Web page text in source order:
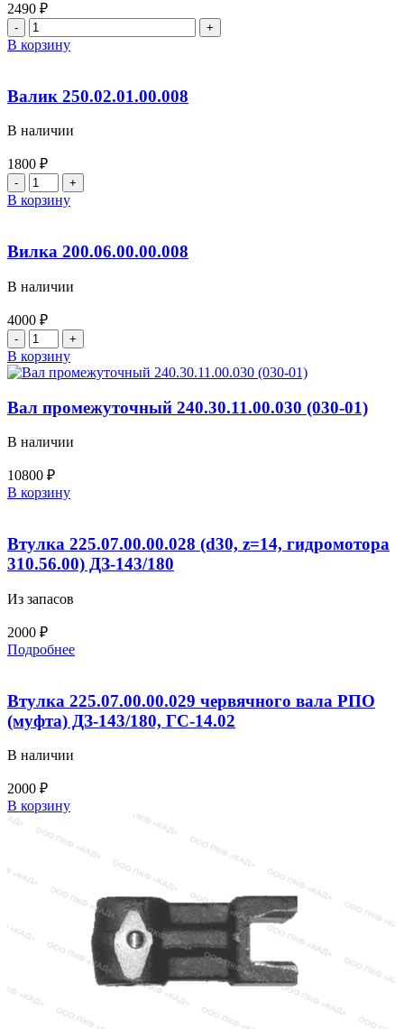
2490 ₽
Количество
товара
Вкладыш
кронштейн
нижний
/
225.07.01.00.001
/
большой
248.07.01.00.001
В корзину
Валик 250.02.01.00.008
В наличии
1800 ₽
Количество
товара
В корзину
Вилка 200.06.00.00.008
В наличии
4000 ₽
Количество
товара
Вилка
200.06.00.00.008
В корзину
Вал промежуточный 240.30.11.00.030 (030-01)
В наличии
10800 ₽
Количество
промежуточный
240.30.11.00.030
(030-
В корзину
Втулка 225.07.00.00.028 (d30, z=14, гидромотора
310.56.00) ДЗ-143/180
Из запасов
2000 ₽
Подробнее
Втулка 225.07.00.00.029 червячного вала РПО
(муфта) ДЗ-143/180, ГС-14.02
В наличии
2000 ₽
Количество
товара
Втулка
225.07.00.00.029
червячного
вала
ДЗ-143/180,
ГС-14.02
В корзину